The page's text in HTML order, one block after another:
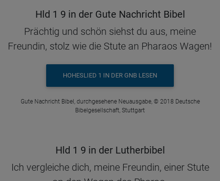
Hld 1 9 in der Gute Nachricht Bibel
Prächtig und schön siehst du aus, meine
Freundin, stolz wie die Stute an Pharaos Wagen!
HOHESLIED 1 IN DER GNB LESEN
Gute Nachricht Bibel, durchgesehene Neuausgabe, © 2018 Deutsche
Bibelgesellschaft, Stuttgart
Hld 1 9 in der Lutherbibel
Ich vergleiche dich, meine Freundin, einer Stute